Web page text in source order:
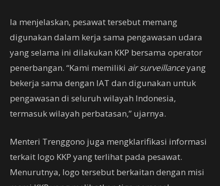
Ia menjelaskan, pesawat tersebut memang
digunakan dalam kerja sama pengawasan udara
yang selama ini dilakukan KKP bersama operator
penerbangan. “Kami memiliki air surveillanceyang
bekerja sama dengan IAT dan digunakan untuk
pengawasan di seluruh wilayah Indonesia,
termasuk wilayah perbatasan,” ujarnya.
Menteri Trenggono juga mengklarifikasi informasi
terkait logo KKP yang terlihat pada pesawat.
Menurutnya, logo tersebut berkaitan dengan misi